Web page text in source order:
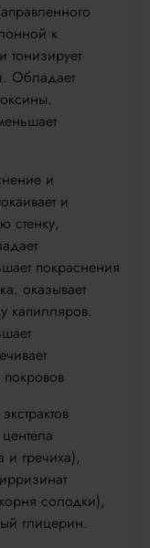
к
тонизирует
Обладает
и
и
стенку,
покраснения
оказывает
капилляров.
и гречиха),
солодки),
глицерин.